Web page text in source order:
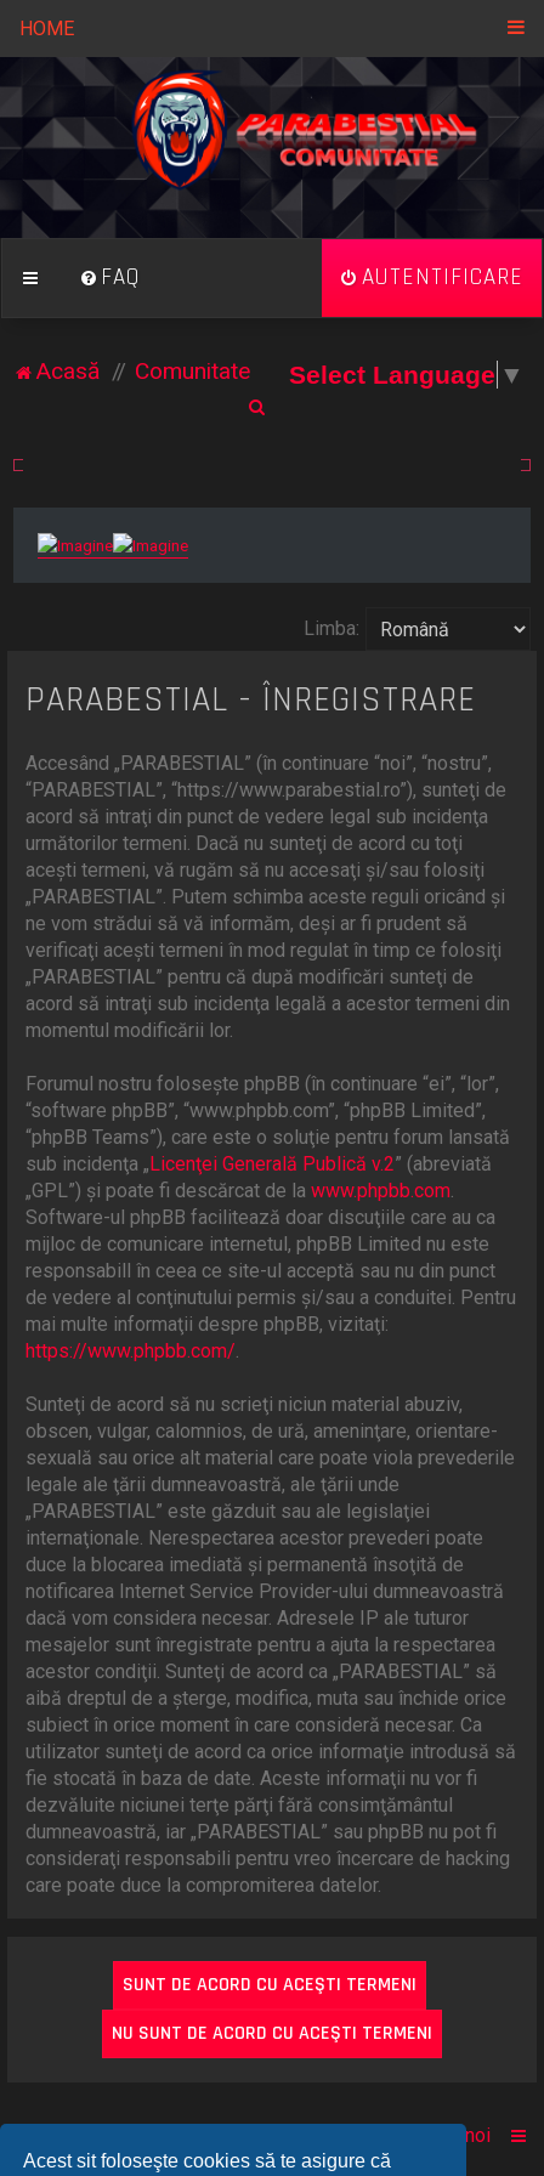
Acest sit foloseşte cookies să te asigure că
HOME
FAQ AUTENTIFICARE
Acasă Comunitate Select Language ▼
t
Limba:
PARABESTIAL - ÎNREGISTRARE
Accesând „PARABESTIAL” (în continuare “noi”, “nostru”,
“PARABESTIAL”, “https://www.parabestial.ro”), sunteţi de
acord să intraţi din punct de vedere legal sub incidenţa
următorilor termeni. Dacă nu sunteţi de acord cu toţi
aceşti termeni, vă rugăm să nu accesaţi şi/sau folosiţi
„PARABESTIAL”. Putem schimba aceste reguli oricând şi
ne vom strădui să vă informăm, deşi ar fi prudent să
verificaţi aceşti termeni în mod regulat în timp ce folosiţi
„PARABESTIAL” pentru că după modificări sunteţi de
acord să intraţi sub incidenţa legală a acestor termeni din
momentul modificării lor.
Forumul nostru foloseşte phpBB (în continuare “ei”, “lor”,
“software phpBB”, “www.phpbb.com”, “phpBB Limited”,
“phpBB Teams”), care este o soluţie pentru forum lansată
sub incidenţa „Licenţei Generală Publică v.2” (abreviată
„GPL”) şi poate fi descărcat de lawww.phpbb.com
Software-ul phpBB facilitează doar discuţiile care au ca
mijloc de comunicare internetul, phpBB Limited nu este
responsabill în ceea ce site-ul acceptă sau nu din punct
de vedere al conţinutului permis şi/sau a conduitei. Pentru
mai multe informaţii despre phpBB, vizitaţi:
https://www.phpbb.com/
Sunteţi de acord să nu scrieţi niciun material abuziv,
obscen, vulgar, calomnios, de ură, ameninţare, orientare-
sexuală sau orice alt material care poate viola prevederile
legale ale ţării dumneavoastră, ale ţării unde
„PARABESTIAL” este găzduit sau ale legislaţiei
internaţionale. Nerespectarea acestor prevederi poate
duce la blocarea imediată şi permanentă însoţită de
notificarea Internet Service Provider-ului dumneavoastră
dacă vom considera necesar. Adresele IP ale tuturor
mesajelor sunt înregistrate pentru a ajuta la respectarea
acestor condiţii. Sunteţi de acord ca „PARABESTIAL” să
aibă dreptul de a şterge, modifica, muta sau închide orice
subiect în orice moment în care consideră necesar. Ca
utilizator sunteţi de acord ca orice informaţie introdusă să
fie stocată în baza de date. Aceste informaţii nu vor fi
dezvăluite niciunei terţe părţi fără consimţământul
dumneavoastră, iar „PARABESTIAL” sau phpBB nu pot fi
consideraţi responsabili pentru vreo încercare de hacking
care poate duce la compromiterea datelor.
Despre noi